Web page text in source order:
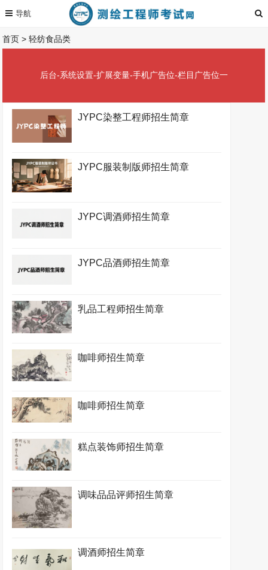
首页 >轻纺食品类
后台-系统设置-扩展变量-手机广告位-栏目广告位一
JYPC染整工程师招生简章
JYPC服装制版师招生简章
JYPC调酒师招生简章
JYPC品酒师招生简章
乳品工程师招生简章
咖啡师招生简章
咖啡师招生简章
糕点装饰师招生简章
调味品品评师招生简章
调酒师招生简章